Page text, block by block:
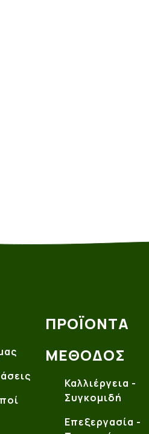
ΠΡΟΪΌΝΤΑ
ΜΈΘΟΔΟΣ
Καλλιέργεια -
Συγκομιδή
Επεξεργασία -